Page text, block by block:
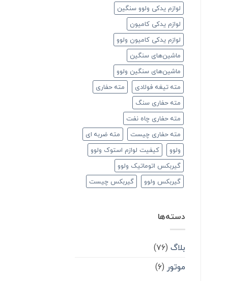
لوازم یدکی ولوو سنگین
لوازم یدکی کامیون
لوازم یدکی کامیون ولوو
ماشین‌های سنگین
ماشین‌های سنگین ولوو
مته تیغه فولادی
مته حفاری
مته حفاری سنگ
مته حفاری چاه نفت
مته حفاری چیست
مته ضربه ای
ولوو
کیفیت لوازم استوک ولوو
گیربکس اتوماتیک ولوو
گیربکس ولوو
گیربکس چیست
دسته‌ها
بلاگ (۷۶)
موتور (۶)